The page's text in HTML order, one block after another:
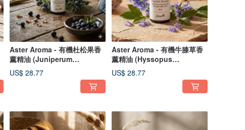
Aster Aroma - 有機杜松果香
薰精油 (Juniperum
communis)
US$ 28.77
Aster Aroma - 有機牛膝草香
薰精油 (Hyssopus
officinalis)
US$ 28.77